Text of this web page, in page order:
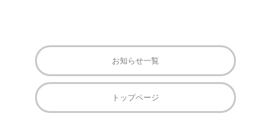
ブログ
お知らせ一覧
トップページ